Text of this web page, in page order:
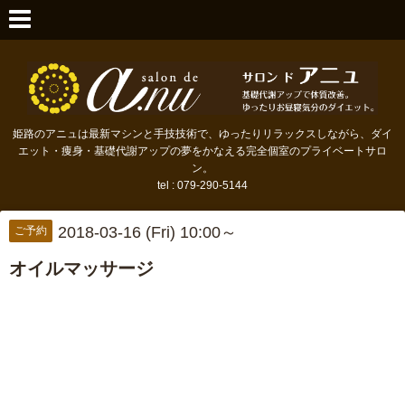
姫路のアニュは最新マシンと手技技術で、ゆったりリラックスしながら、ダイ
エット・痩身・基礎代謝アップの夢をかなえる完全個室のプライベートサロ
ン。
tel : 079-290-5144
ご予約 2018-03-16 (Fri) 10:00～
オイルマッサージ